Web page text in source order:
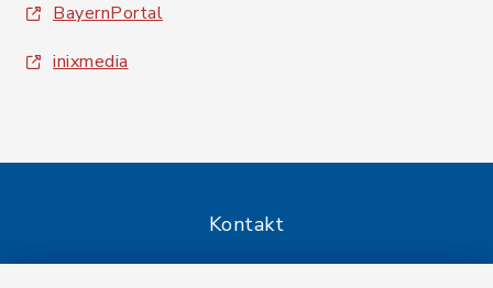
BayernPortal
inixmedia
Kontakt